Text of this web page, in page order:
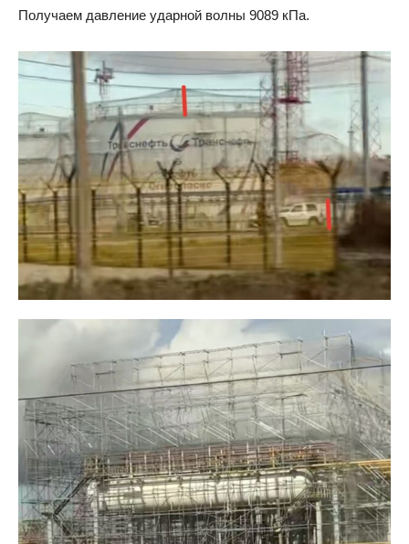
Получаем давление ударной волны 9089 кПа.